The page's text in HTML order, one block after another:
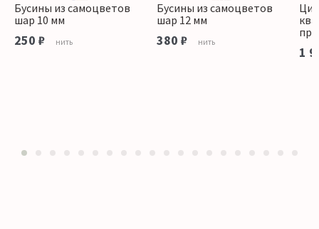
Бусины из самоцветов
шар 10 мм
250 ₽ нить
Бусины из самоцветов
шар 12 мм
380 ₽ нить
1